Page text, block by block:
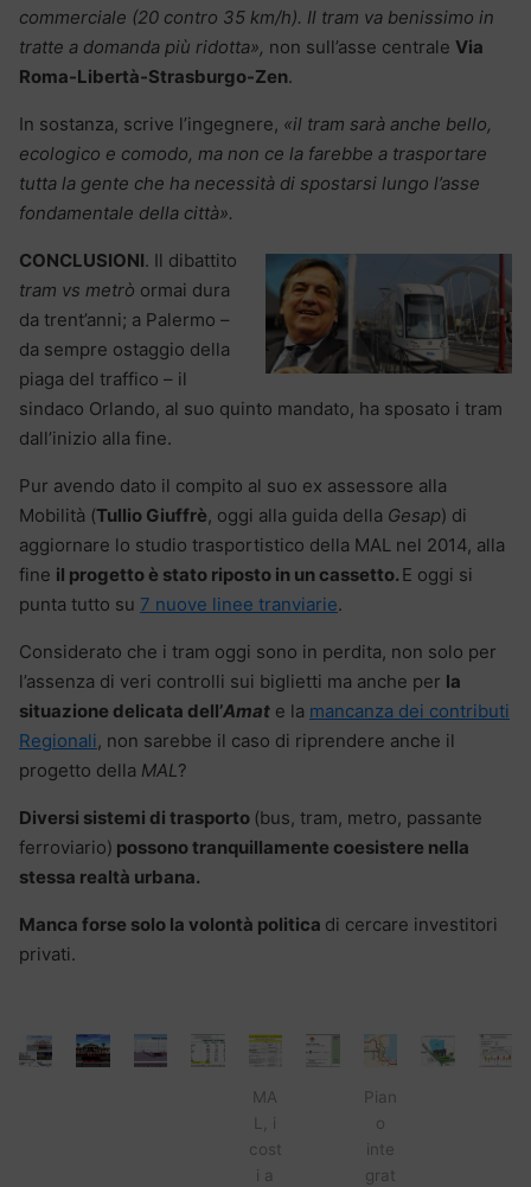
commerciale (20 contro 35 km/h). Il tram va benissimo in
tratte a domanda più ridotta», non sull’asse centrale Via
Roma-Libertà-Strasburgo-Zen.
In sostanza, scrive l’ingegnere, «il tram sarà anche bello,
ecologico e comodo, ma non ce la farebbe a trasportare
tutta la gente che ha necessità di spostarsi lungo l’asse
fondamentale della città».
CONCLUSIONI. Il dibattito
tram vs metrò ormai dura
da trent’anni; a Palermo –
da sempre ostaggio della
piaga del traffico – il
sindaco Orlando, al suo quinto mandato, ha sposato i tram
dall’inizio alla fine.
Pur avendo dato il compito al suo ex assessore alla
Mobilità (Tullio Giuffrè, oggi alla guida della Gesap) di
aggiornare lo studio trasportistico della MAL nel 2014, alla
fine il progetto è stato riposto in un cassetto. E oggi si
punta tutto su 7 nuove linee tranviarie.
Considerato che i tram oggi sono in perdita, non solo per
l’assenza di veri controlli sui biglietti ma anche per la
situazione delicata dell’Amat e la mancanza dei contributi
Regionali, non sarebbe il caso di riprendere anche il
progetto della MAL?
Diversi sistemi di trasporto (bus, tram, metro, passante
ferroviario) possono tranquillamente coesistere nella
stessa realtà urbana.
Manca forse solo la volontà politica di cercare investitori
privati.
MA
L, i
cost
i a
Pian
o
inte
grat